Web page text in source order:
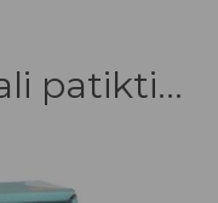
patikti...